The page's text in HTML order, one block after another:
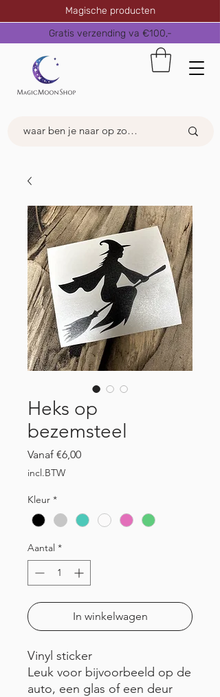
Magische producten
Gratis verzending va €100,-
Heks op
bezemsteel
Vanaf €6,00Verkoopprijs
incl.BTW
Kleur *
Aantal *
In winkelwagen
Vinyl sticker
Leuk voor bijvoorbeeld op de
auto, een glas of een deur